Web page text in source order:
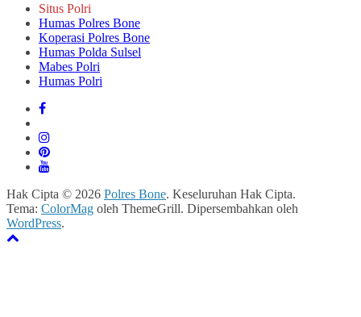
Situs Polri
Humas Polres Bone
Koperasi Polres Bone
Humas Polda Sulsel
Mabes Polri
Humas Polri
Hak Cipta © 2026 Polres Bone. Keseluruhan Hak Cipta.
Tema: ColorMag oleh ThemeGrill. Dipersembahkan oleh
WordPress.